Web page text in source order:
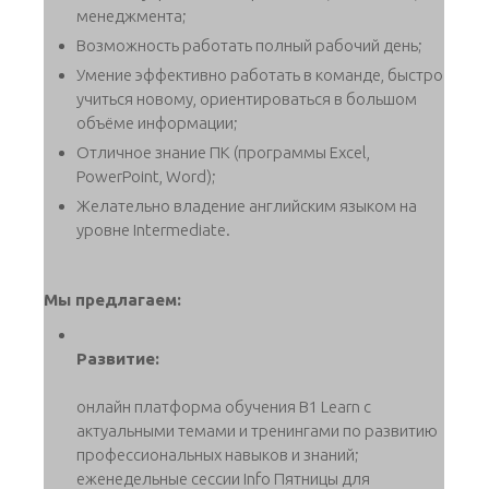
менеджмента;
Возможность работать полный рабочий день;
Умение эффективно работать в команде, быстро
учиться новому, ориентироваться в большом
объёме информации;
Отличное знание ПК (программы Excel,
PowerPoint, Word);
Желательно владение английским языком на
уровне Intermediate.
Мы предлагаем:
Развитие:
онлайн платформа обучения B1 Learn с
актуальными темами и тренингами по развитию
профессиональных навыков и знаний;
еженедельные сессии Info Пятницы для